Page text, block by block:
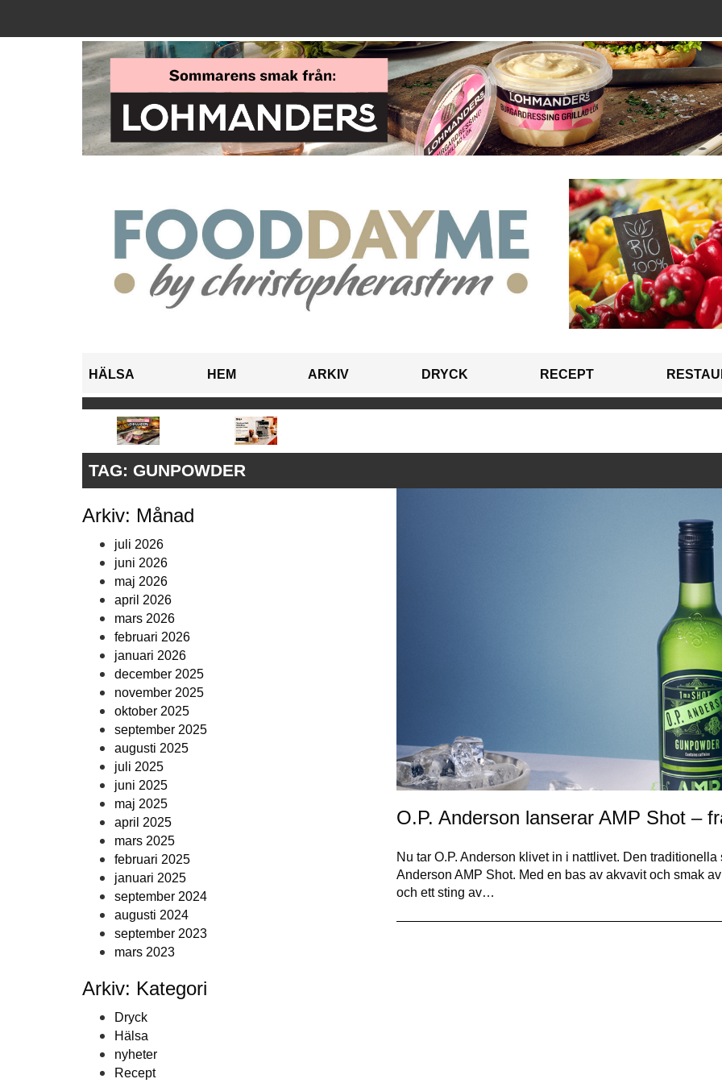
HÄLSA HEM ARKIV DRYCK RECEPT
TAG: GUNPOWDER
Arkiv: Månad
juli 2026
juni 2026
maj 2026
april 2026
mars 2026
februari 2026
januari 2026
december 2025
november 2025
oktober 2025
september 2025
augusti 2025
juli 2025
juni 2025
maj 2025
april 2025
mars 2025
februari 2025
januari 2025
september 2024
augusti 2024
september 2023
mars 2023
Arkiv: Kategori
Dryck
Hälsa
nyheter
Recept
O.P. Anderson lanserar AMP Shot –
Nu tar O.P. Anderson klivet in i nattlivet. Den
Anderson AMP Shot. Med en bas av akvavit och smak
och ett sting av…